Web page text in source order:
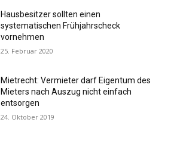
Hausbesitzer sollten einen
systematischen Frühjahrscheck
vornehmen
25. Februar 2020
Mietrecht: Vermieter darf Eigentum des
Mieters nach Auszug nicht einfach
entsorgen
24. Oktober 2019